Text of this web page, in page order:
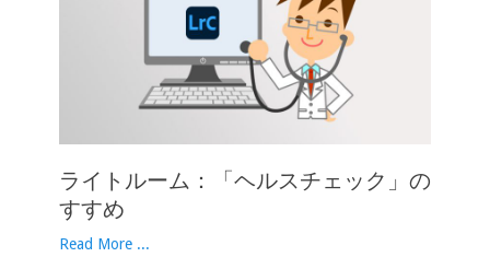
ライトルーム：「ヘルスチェック」の
すすめ
Read More ...